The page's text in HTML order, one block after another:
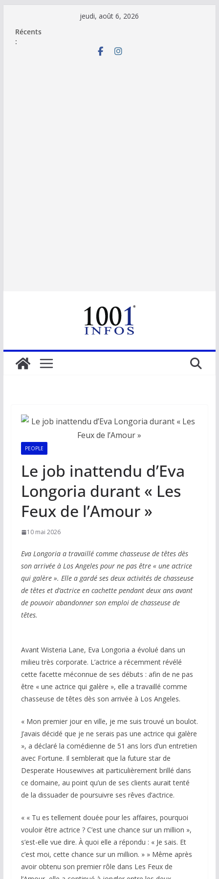
contenu
jeudi, août 6, 2026
Récents
:
PEOPLE
Le job inattendu d’Eva
Longoria durant « Les
Feux de l’Amour »
10 mai 2026
Eva Longoria a travaillé comme chasseuse de têtes dès
son arrivée à Los Angeles pour ne pas être « une actrice
qui galère ». Elle a gardé ses deux activités de chasseuse
de têtes et d’actrice en cachette pendant deux ans avant
de pouvoir abandonner son emploi de chasseuse de
têtes.
Avant Wisteria Lane, Eva Longoria a évolué dans un
milieu très corporate. L’actrice a récemment révélé
cette facette méconnue de ses débuts : afin de ne pas
être « une actrice qui galère », elle a travaillé comme
chasseuse de têtes dès son arrivée à Los Angeles.
« Mon premier jour en ville, je me suis trouvé un boulot.
J’avais décidé que je ne serais pas une actrice qui galère
», a déclaré la comédienne de 51 ans lors d’un entretien
avec Fortune. Il semblerait que la future star de
Desperate Housewives ait particulièrement brillé dans
ce domaine, au point qu’un de ses clients aurait tenté
de la dissuader de poursuivre ses rêves d’actrice.
« « Tu es tellement douée pour les affaires, pourquoi
vouloir être actrice ? C’est une chance sur un million »,
s’est-elle vue dire. À quoi elle a répondu : « Je sais. Et
c’est moi, cette chance sur un million. » » Même après
avoir obtenu son premier rôle dans Les Feux de